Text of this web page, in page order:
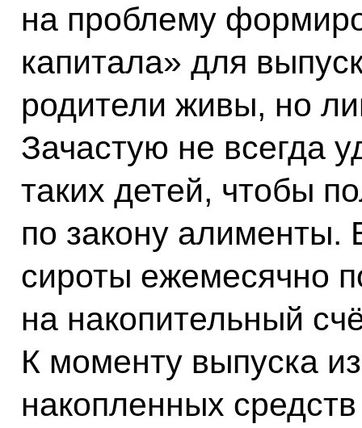
на проблему
капитала» для
родители живы, но
Зачастую не всегда
таких детей, чтобы
по закону алименты.
сироты ежемесячно
на накопительный
К моменту выпуска
накопленных